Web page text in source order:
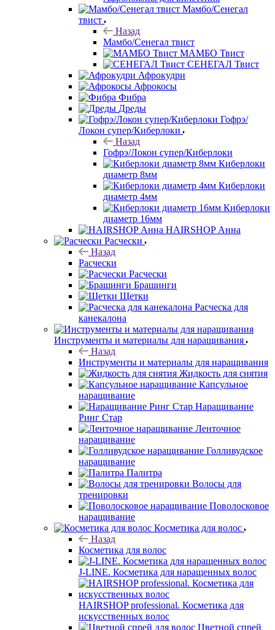
Мамбо/Сенегал
твист
Назад
Мамбо/Сенегал твист
МАМБО Твист
СЕНЕГАЛ Твист
Афрокудри
Афрокосы
Фибра
Дреды
Гофрэ/
Локон супер/Киберлоки
Назад
Гофрэ/Локон супер/Киберлоки
Киберлоки
диаметр 8мм
Киберлоки
диаметр 4мм
Киберлоки
диаметр 16мм
HAIRSHOP Анна
Расчески
Назад
Расчески
Расчески
Брашинги
Щетки
Расческа для
канекалона
Инструменты и материалы для наращивания
Назад
Инструменты и материалы для наращивания
Жидкость для снятия
Капсульное
наращивание
Наращивание
Ринг Стар
Ленточное
наращивание
Голливудское
наращивание
Палитра
Волосы для
тренировки
Поволосковое
наращивание
Косметика для волос
Назад
Косметика для волос
J-LINE. Косметика для наращенных волос
HAIRSHOP professional. Косметика для
искусственных волос
Цветной спрей